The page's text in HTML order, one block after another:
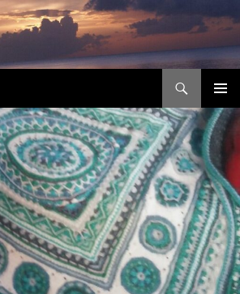
MENU